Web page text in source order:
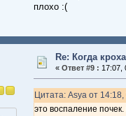
плохо :(
Re: Когда
« Ответ #9 : 17:07,
Цитата: Asya от
это воспаление